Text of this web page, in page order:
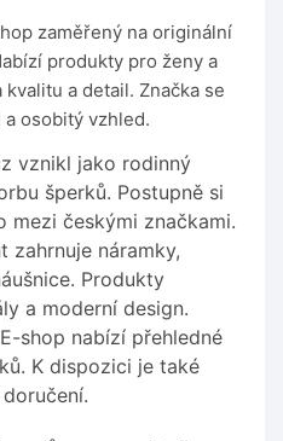
zaměřený na originální
produkty pro ženy a
a detail. Značka se
osobitý vzhled.
vznikl jako rodinný
šperků. Postupně si
mezi českými značkami.
zahrnuje náramky,
Produkty
a moderní design.
E-shop nabízí přehledné
K dispozici je také